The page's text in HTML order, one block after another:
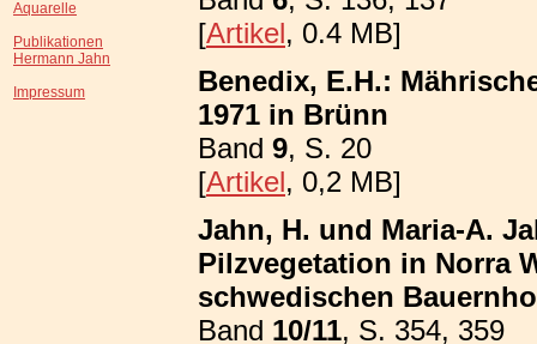
Aquarelle
Publikationen
Hermann Jahn
Impressum
[Artikel, 0.4 MB]
Benedix, E.H.:
1971 in Brünn
Band 9, S. 20
[Artikel, 0,2 MB]
Jahn, H. und Maria-A.
Pilzvegetation in Norra
schwedischen
Band 10/11, S. 354, 359